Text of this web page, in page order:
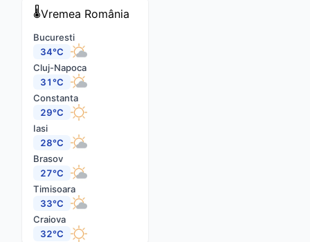
🌡️Vremea România
Bucuresti
34°C
Cluj-Napoca
31°C
Constanta
29°C
Iasi
28°C
Brasov
27°C
Timisoara
33°C
Craiova
32°C